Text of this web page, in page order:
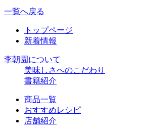
一覧へ戻る
トップページ
新着情報
李朝園について
美味しさへのこだわり
書籍紹介
商品一覧
おすすめレシピ
店舗紹介